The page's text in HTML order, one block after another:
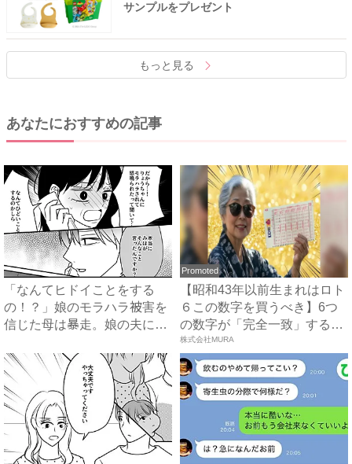
サンプルをプレゼント
もっと見る
あなたにおすすめの記事
「なんてヒドイことをする
の！？」娘のモラハラ被害を
信じた母は暴走。娘の夫に電
Promoted
【昭和43年以前生まれはロト
６この数字を買うべき】6つ
の数字が「完全一致」する
方...
株式会社MURA